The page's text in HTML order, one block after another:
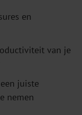
en
van je
juiste
nemen